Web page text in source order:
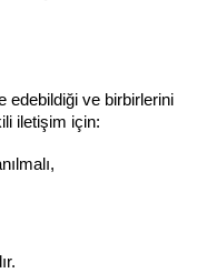
edebildiği ve birbirlerini
iletişim için: